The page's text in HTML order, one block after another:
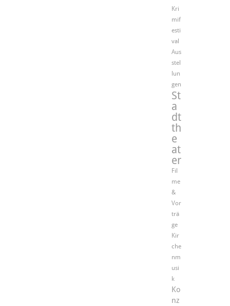
Kri
mif
esti
val
Aus
stel
lun
gen
St
a
dt
th
e
at
er
Fil
me
&
Vor
trä
ge
Kir
che
nm
usi
k
Ko
nz